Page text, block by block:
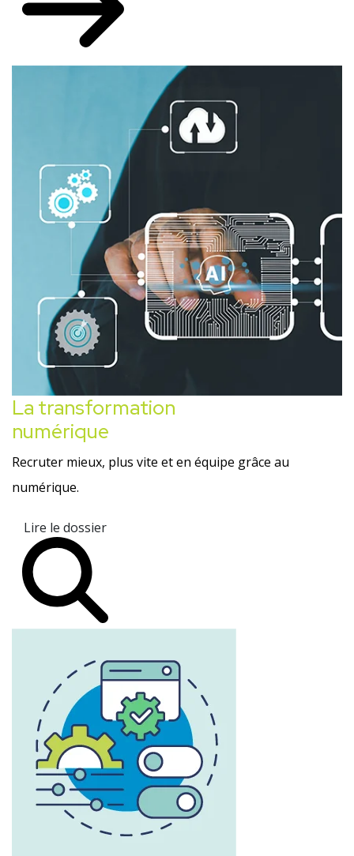
La transformation
numérique
Recruter mieux, plus vite et en équipe grâce au
numérique.
Lire le dossier